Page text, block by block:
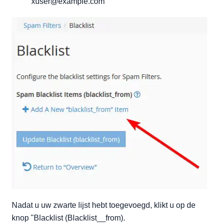
Nadat u uw zwarte lijst hebt toegevoegd, klikt u op de
knop "Blacklist (Blacklist__from).